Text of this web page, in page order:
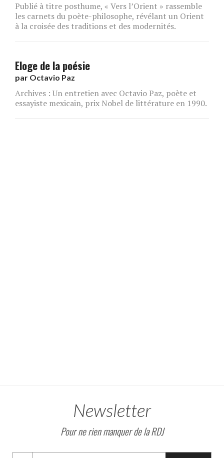
Publié à titre posthume, « Vers l’Orient » rassemble
les carnets du poète-philosophe, révélant un Orient
à la croisée des traditions et des modernités.
Eloge de la poésie
par Octavio Paz
Archives : Un entretien avec Octavio Paz, poète et
essayiste mexicain, prix Nobel de littérature en 1990.
Newsletter
Pour ne rien manquer de la RDJ